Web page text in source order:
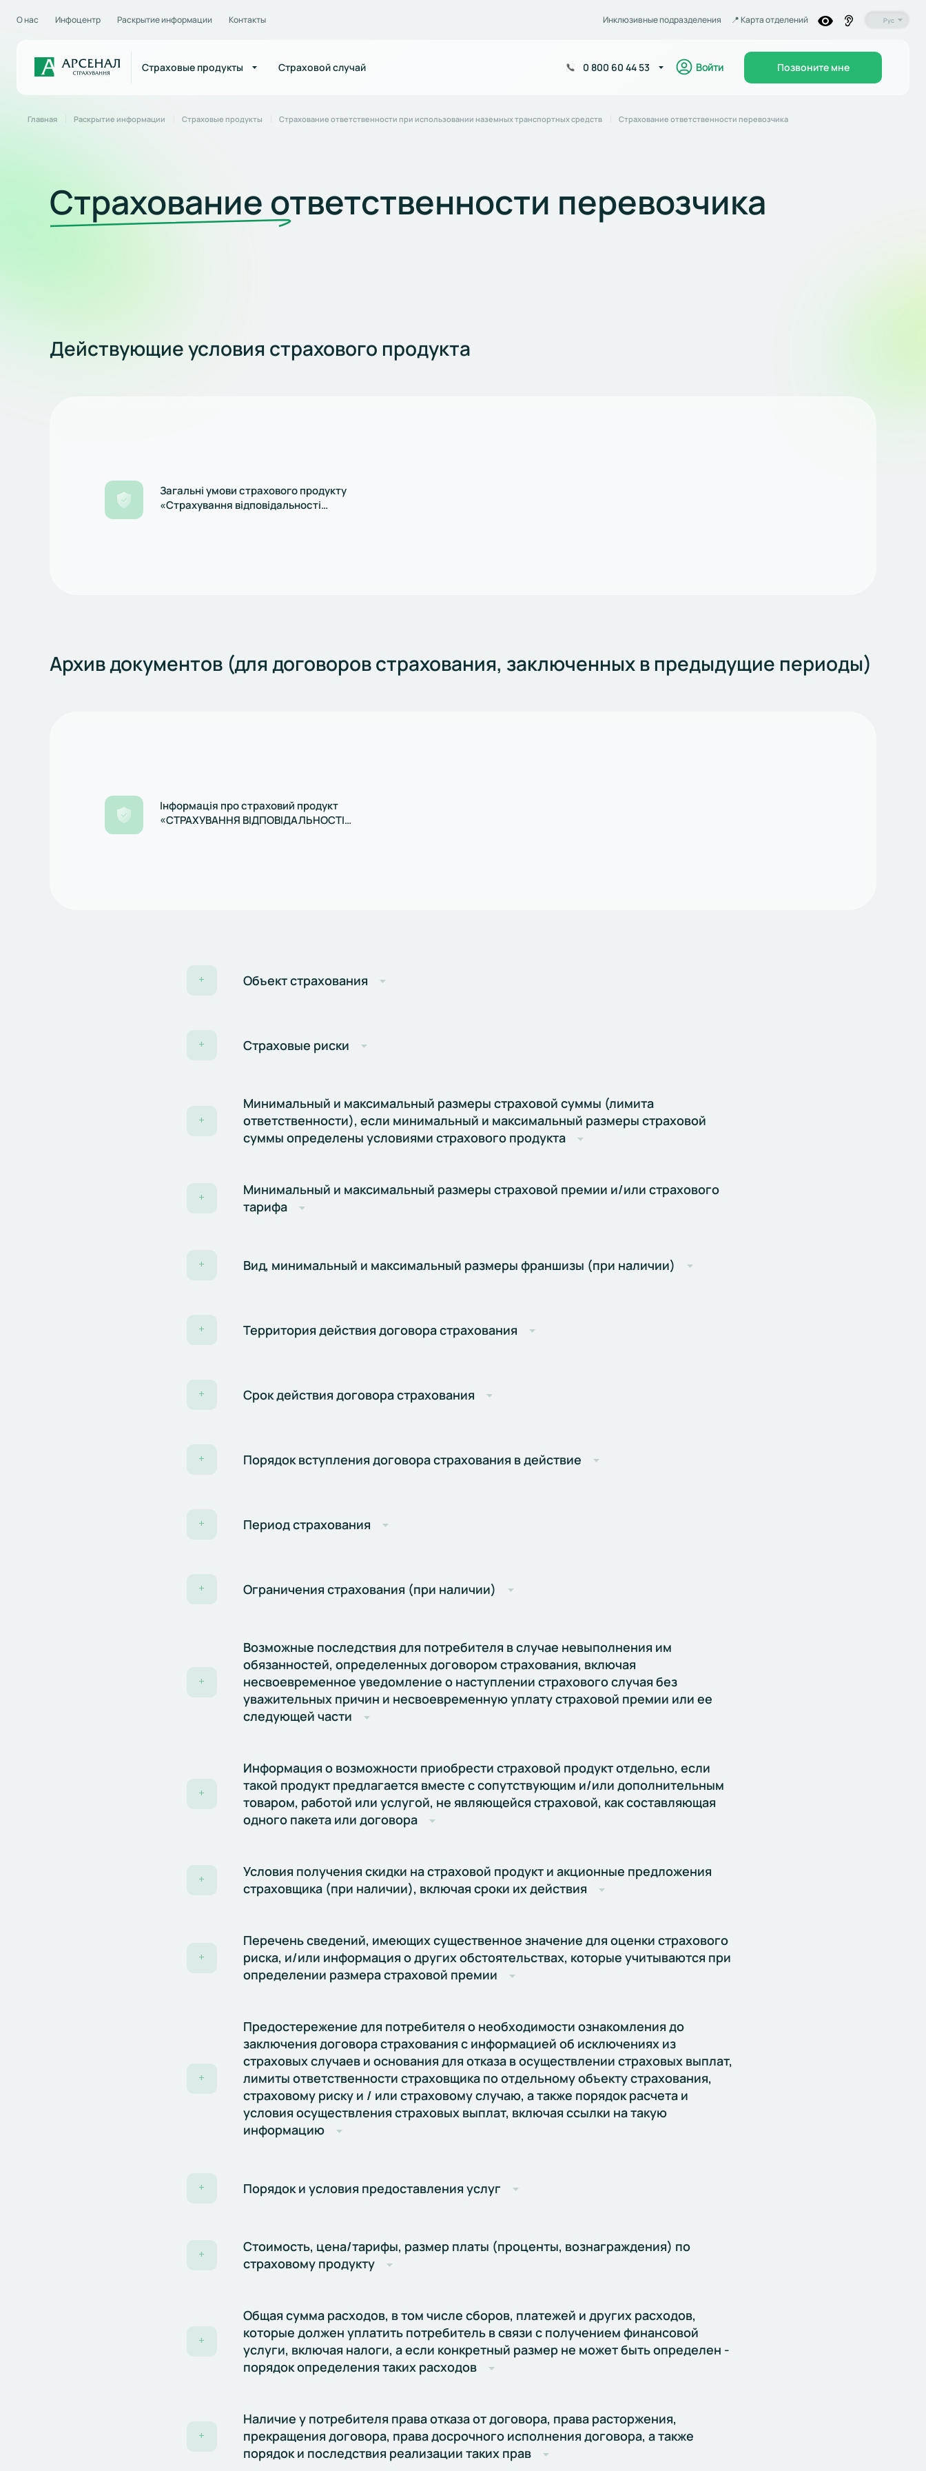
О нас Инфоцентр Раскрытие информации Контакты Инклюзивные подразделения 📍️ Карта отделений Рус
Страховые продукты Страховой случай 0 800 60 44 53 Войти Позвоните мне
Главная Раскрытие информации Страховые продукты Страхование ответственности при использовании наземных транспортных средств Страхование ответственности перевозчика
Страхование ответственности перевозчика
Действующие условия страхового продукта
Загальні умови страхового продукту
«Страхування відповідальності
Архив документов (для договоров страхования, заключенных в предыдущие периоды)
Інформація про страховий продукт
«СТРАХУВАННЯ ВІДПОВІДАЛЬНОСТІ
+ Объект страхования
+ Страховые риски
+
Минимальный и максимальный размеры страховой суммы (лимита
ответственности), если минимальный и максимальный размеры страховой
суммы определены условиями страхового продукта
+
Минимальный и максимальный размеры страховой премии и/или страхового
тарифа
+ Вид, минимальный и максимальный размеры франшизы (при наличии)
+ Территория действия договора страхования
+ Срок действия договора страхования
+ Порядок вступления договора страхования в действие
+ Период страхования
+ Ограничения страхования (при наличии)
+
Возможные последствия для потребителя в случае невыполнения им
обязанностей, определенных договором страхования, включая
несвоевременное уведомление о наступлении страхового случая без
уважительных причин и несвоевременную уплату страховой премии или ее
следующей части
+
Информация о возможности приобрести страховой продукт отдельно, если
такой продукт предлагается вместе с сопутствующим и/или дополнительным
товаром, работой или услугой, не являющейся страховой, как составляющая
одного пакета или договора
+
Условия получения скидки на страховой продукт и акционные предложения
страховщика (при наличии), включая сроки их действия
+
Перечень сведений, имеющих существенное значение для оценки страхового
риска, и/или информация о других обстоятельствах, которые учитываются при
определении размера страховой премии
+
Предостережение для потребителя о необходимости ознакомления до
заключения договора страхования с информацией об исключениях из
страховых случаев и основания для отказа в осуществлении страховых выплат,
лимиты ответственности страховщика по отдельному объекту страхования,
страховому риску и / или страховому случаю, а также порядок расчета и
условия осуществления страховых выплат, включая ссылки на такую
информацию
+ Порядок и условия предоставления услуг
+
Стоимость, цена/тарифы, размер платы (проценты, вознаграждения) по
страховому продукту
+
Общая сумма расходов, в том числе сборов, платежей и других расходов,
которые должен уплатить потребитель в связи с получением финансовой
услуги, включая налоги, а если конкретный размер не может быть определен -
порядок определения таких расходов
+
Наличие у потребителя права отказа от договора, права расторжения,
прекращения договора, права досрочного исполнения договора, а также
порядок и последствия реализации таких прав